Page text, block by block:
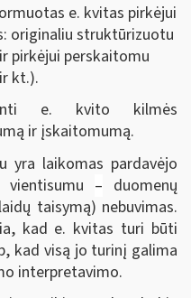
e. kvitas pirkėjui
originaliu struktūrizuotu
pirkėjui perskaitomu
kt.).
e. kvito kilmės
ir įskaitomumą.
yra laikomas pardavėjo
– duomenų
taisymą) nebuvimas.
kad e. kvitas turi būti
kad visą jo turinį galima
interpretavimo.